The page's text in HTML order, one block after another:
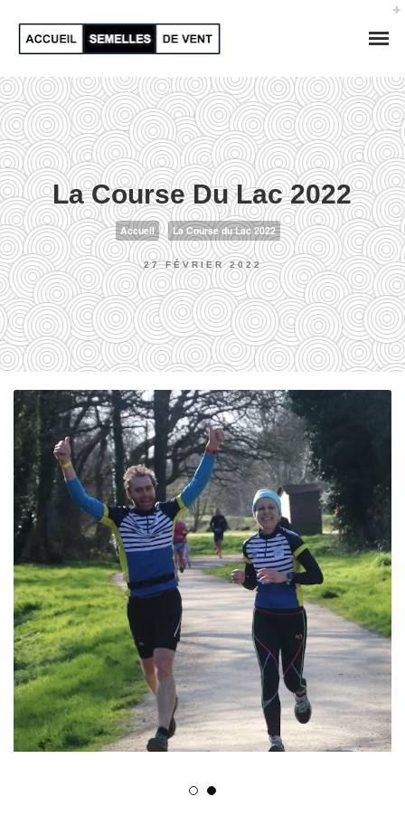
La Course Du Lac 2022
Accueil La Course du Lac 2022
27 FÉVRIER 2022